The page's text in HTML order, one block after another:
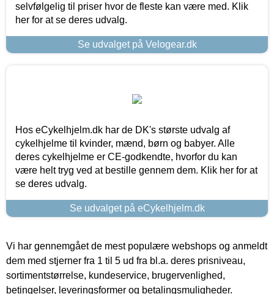
selvfølgelig til priser hvor de fleste kan være med. Klik
her for at se deres udvalg.
Se udvalget på Velogear.dk
Hos eCykelhjelm.dk har de DK's største udvalg af
cykelhjelme til kvinder, mænd, børn og babyer. Alle
deres cykelhjelme er CE-godkendte, hvorfor du kan
være helt tryg ved at bestille gennem dem. Klik her for at
se deres udvalg.
Se udvalget på eCykelhjelm.dk
Vi har gennemgået de mest populære webshops og anmeldt
dem med stjerner fra 1 til 5 ud fra bl.a. deres prisniveau,
sortimentstørrelse, kundeservice, brugervenlighed,
betingelser, leveringsformer og betalingsmuligheder.